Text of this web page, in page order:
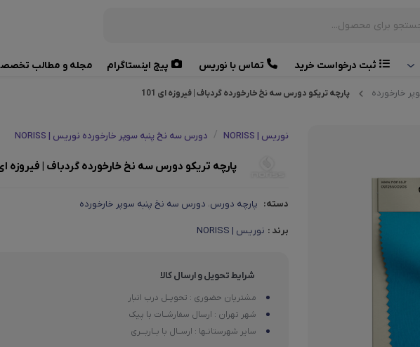
ثبت درخواست خرید تماس با نوریس پیج اینستاگرام مجله و مطالب
خارخورده پارچه تریکو دورس سه نخ خارخورده گردباف | فیروزه ای 101
نوریس | NORISS / دورس سه نخ پنبه سوپر خارخورده نوریس | NORISS
پارچه تریکو دورس سه نخ خارخورده گردباف | فیروزه ای
دسته: پارچه دورس، دورس سه نخ پنبه سوپر خارخورده
برند : نوریس | NORISS
شرایط تحویل و ارسال کالا
مشتریان حضوری : تحویــل درب انبار
شهر تهران : ارسال سفارشــات با پیک
سایر شهرستانـها : ارســال با بــاربـــری